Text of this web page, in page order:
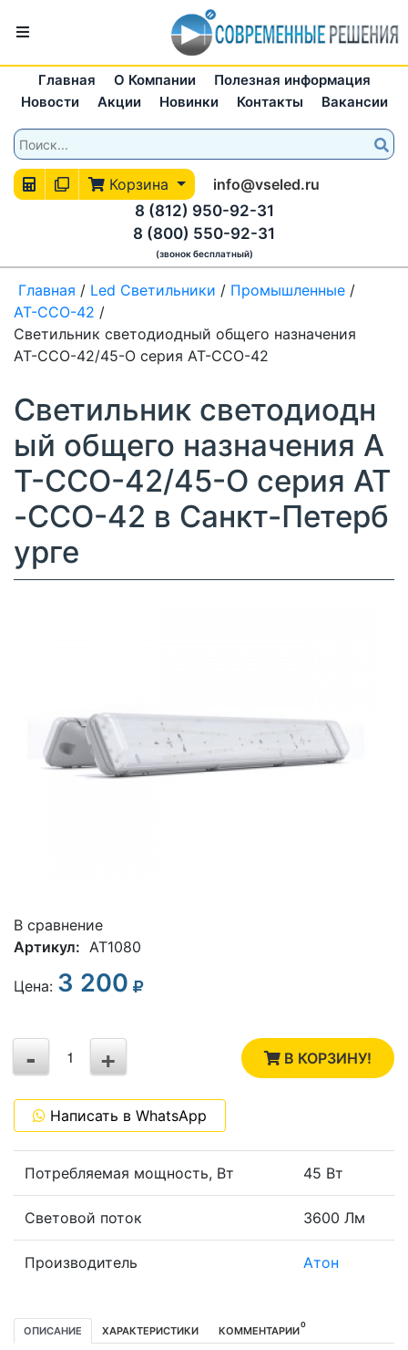
Главная О Компании
Полезная информация
Новости
Акции Новинки Контакты Вакансии
Корзина
info@vseled.ru
8 (812) 950-92-31
8 (800) 550-92-31
(звонок бесплатный)
Главная / Led Светильники / Промышленные /
АТ-ССО-42 /
Светильник светодиодный общего назначения
АТ-ССО-42/45-О серия АТ-ССО-42
Светильник светодиодн
ый общего назначения А
Т-ССО-42/45-О серия АТ
-ССО-42 в Санкт-Петерб
урге
В сравнение
Артикул: AT1080
Цена: 3 200
3
1
-1
+
- В КОРЗИНУ!
Написать в WhatsApp
Потребляемая мощность, Вт 45 Вт
Световой поток 3600 Лм
Производитель Атон
ОПИСАНИЕ ХАРАКТЕРИСТИКИ КОММЕНТАРИИ0